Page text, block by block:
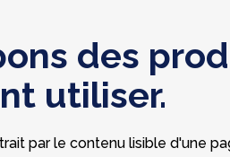
des
utiliser.
par le contenu lisible d'une